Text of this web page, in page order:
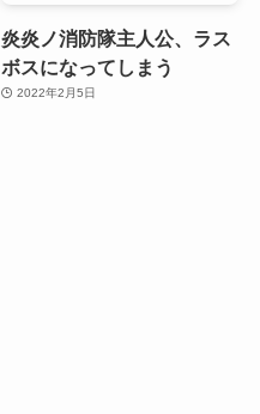
炎炎ノ消防隊主人公、ラス
ボスになってしまう
2022年2月5日